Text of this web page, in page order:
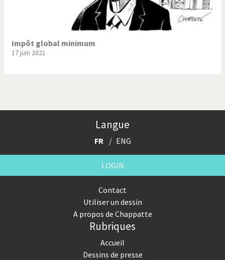
L'Amérique et les armes L'Iran tremble
La Corée du Nord: guerre ou
Le Best-Of Le boson de Higgs
Pascal Couchepin
Pauvres banques suisses! Peur des virus
SOS l'Europe!
Impôt global minimum
17 juin 2021
Langue
FR ENG
LOGIN
Contact
Utiliser un dessin
A propos de Chappatte
Rubriques
Accueil
Dessins de presse